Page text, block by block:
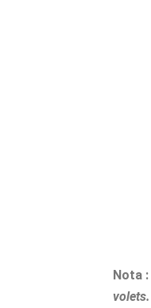
Nota :
volets.